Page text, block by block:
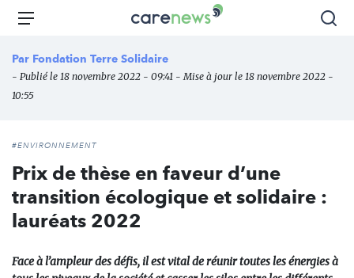
Aller
principal
Carenews,
média
des
Menu
Par Fondation Terre Solidaire
- Publié le 18 novembre 2022 - 09:41 - Mise à jour le 18 novembre 2022 -
10:55
#ENVIRONNEMENT
Prix de thèse en faveur d’une
transition écologique et solidaire :
lauréats 2022
Face à l’ampleur des défis, il est vital de réunir toutes les énergies à